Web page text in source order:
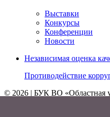
Выставки
Конкурсы
Конференции
Новости
Независимая оценка
Противодействие
© 2026 | БУК ВО «Областная